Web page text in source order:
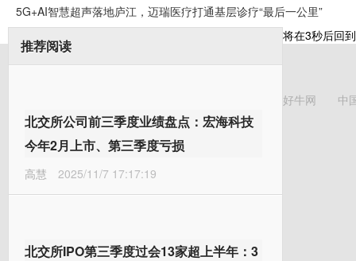
5G+AI智慧超声落地庐江，迈瑞医疗打通基层诊疗“最后一公里”
推荐阅读
北交所公司前三季度业绩盘点：宏海科技
今年2月上市、第三季度亏损
高慧 2025/11/7 17:17:19
北交所IPO第三季度过会13家超上半年：3
将在3秒后回
好牛网 中